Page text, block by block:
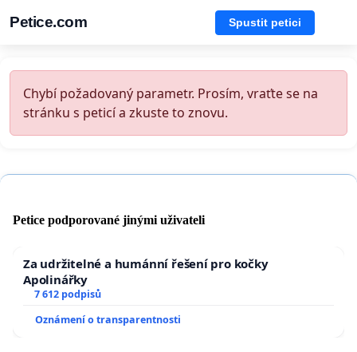
Petice.com Spustit petici
Chybí požadovaný parametr. Prosím, vraťte se na
stránku s peticí a zkuste to znovu.
Petice podporované jinými uživateli
Za udržitelné a humánní řešení pro kočky
Apolinářky
7 612 podpisů
Oznámení o transparentnosti